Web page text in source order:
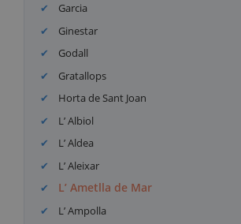
Garcia
Ginestar
Godall
Gratallops
Horta de Sant Joan
L’ Albiol
L’ Aldea
L’ Aleixar
L’ Ametlla de Mar
L’ Ampolla